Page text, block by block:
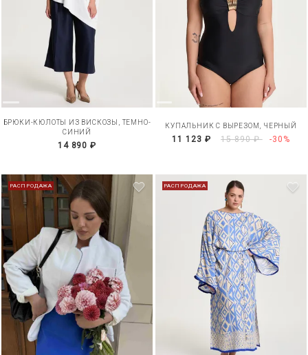
БРЮКИ-КЮЛОТЫ ИЗ ВИСКОЗЫ, ТЕМНО-
СИНИЙ
14 890 ₽
КУПАЛЬНИК С ВЫРЕЗОМ, ЧЕРНЫЙ
11 123 ₽ 15 890 ₽ -30%
РАСПРОДАЖА РАСПРОДАЖА